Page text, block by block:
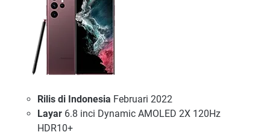
Rilis di Indonesia Februari 2022
Layar 6.8 inci Dynamic AMOLED 2X 120Hz
HDR10+